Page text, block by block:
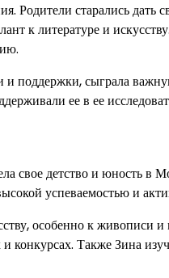
Родители старались дать
к литературе и
поддержки, сыграла
ее в ее
свое детство и юность в
успеваемостью и
особенно к живописи
конкурсах. Также Зина